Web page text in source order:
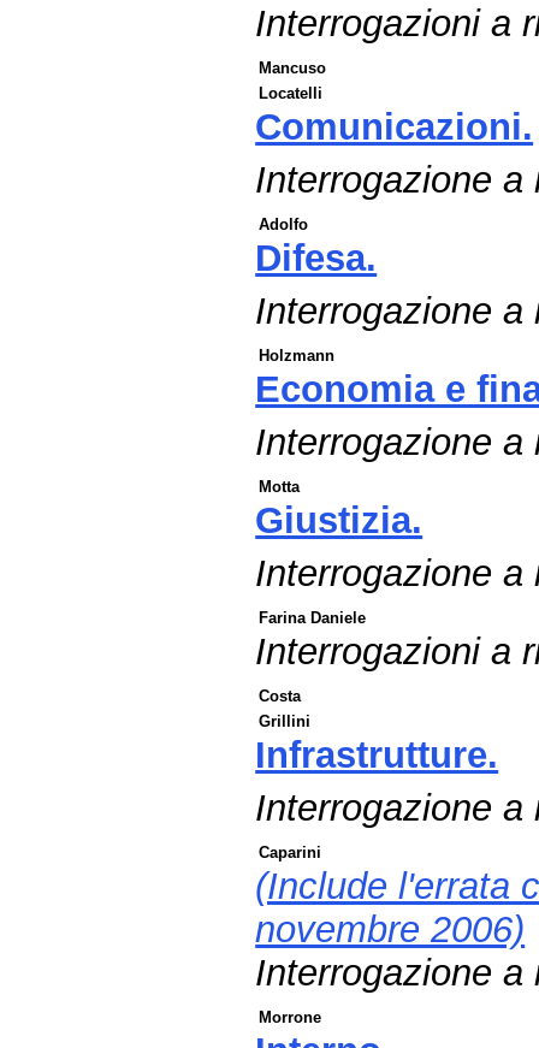
Interrogazioni a
Mancuso
Locatelli
Comunicazioni.
Interrogazione
Adolfo
Difesa.
Interrogazione
Holzmann
Economia e
Interrogazione
Motta
Giustizia.
Interrogazione a
Farina Daniele
Interrogazioni a
Costa
Grillini
Infrastrutture.
Interrogazione
Caparini
(Include l'errata
novembre 2006)
Interrogazione
Morrone